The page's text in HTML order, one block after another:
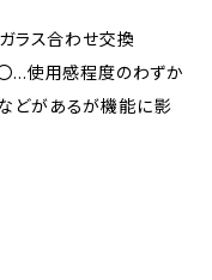
ラス合わせ交換
…使用感程度のわずか
どがあるが機能に影